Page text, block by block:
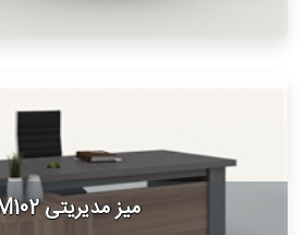
میز مدیریتی DM102